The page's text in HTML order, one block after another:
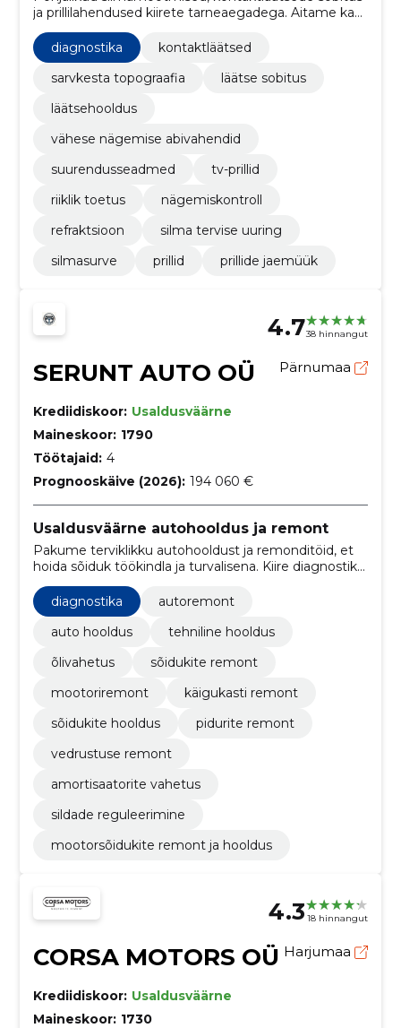
ja prillilahendused kiirete tarneaegadega. Aitame ka
vähenägevate abivahendite valikul ning riikliku
toetuse taotlemisel.
diagnostika
kontaktläätsed
sarvkesta topograafia
läätse sobitus
läätsehooldus
vähese nägemise abivahendid
suurendusseadmed
tv-prillid
riiklik toetus
nägemiskontroll
refraktsioon
silma tervise uuring
silmasurve
prillid prillide jaemüük
4.738 hinnangut
SERUNT AUTO OÜ Pärnumaa
Krediidiskoor: Usaldusväärne
Maineskoor: 1790
Töötajaid: 4
Prognooskäive (2026): 194 060 €
Usaldusväärne autohooldus ja remont
Pakume terviklikku autohooldust ja remonditöid, et
hoida sõiduk töökindla ja turvalisena. Kiire diagnostika
kulusid.
diagnostika
autoremont
auto hooldus
tehniline hooldus
õlivahetus
sõidukite remont
mootoriremont
käigukasti remont
sõidukite hooldus
pidurite remont
vedrustuse remont
amortisaatorite vahetus
sildade reguleerimine
mootorsõidukite remont ja hooldus
4.3 18 hinnangut
CORSA MOTORS OÜ Harjumaa
Krediidiskoor: Usaldusväärne
Maineskoor: 1730